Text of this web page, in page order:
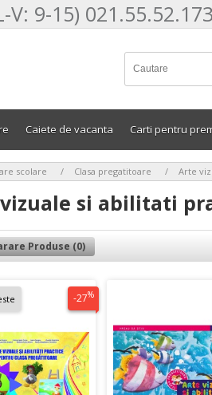
V: 9-15) 021.55.52.173
Caiete de vacanta Carti pentru
scolare Clasa pregatitoare Arte
si abilitati
Produse (0)
-27%